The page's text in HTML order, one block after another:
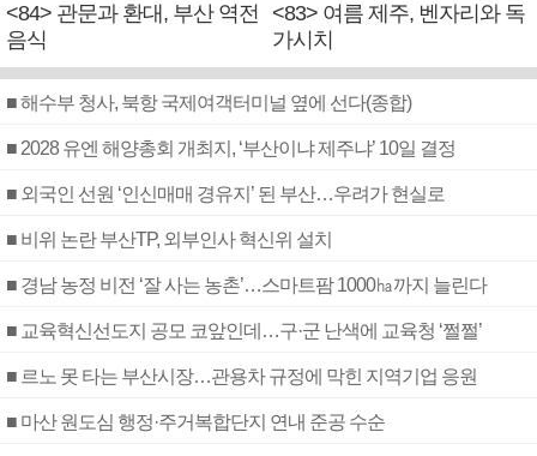
<84> 관문과 환대, 부산 역전
음식
<83> 여름 제주, 벤자리와 독
가시치
■ 해수부 청사, 북항 국제여객터미널 옆에 선다(종합)
■ 2028 유엔 해양총회 개최지, ‘부산이냐 제주냐’ 10일 결정
■ 외국인 선원 ‘인신매매 경유지’ 된 부산…우려가 현실로
■ 비위 논란 부산TP, 외부인사 혁신위 설치
■ 경남 농정 비전 ‘잘 사는 농촌’…스마트팜 1000㏊까지 늘린다
■ 교육혁신선도지 공모 코앞인데…구·군 난색에 교육청 ‘쩔쩔’
■ 르노 못 타는 부산시장…관용차 규정에 막힌 지역기업 응원
■ 마산 원도심 행정·주거복합단지 연내 준공 수순